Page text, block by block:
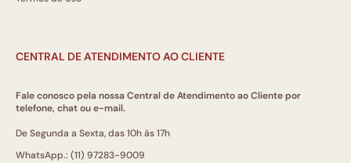
CENTRAL DE ATENDIMENTO AO CLIENTE
Fale conosco pela nossa Central de Atendimento ao Cliente por
telefone, chat ou e-mail.
De Segunda a Sexta, das 10h às 17h
WhatsApp.: (11) 97283-9009